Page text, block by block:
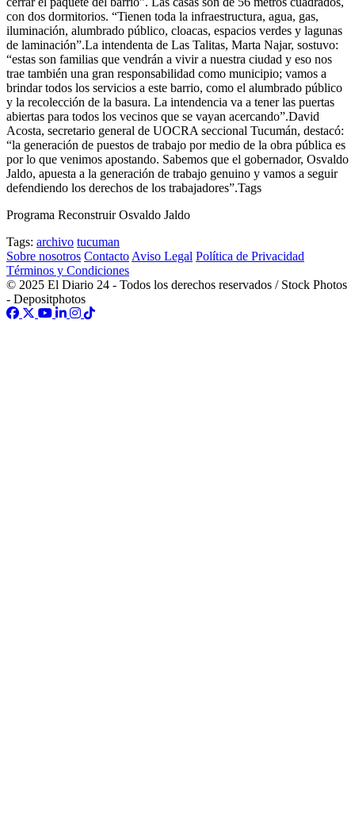
con dos dormitorios. “Tienen toda la infraestructura, agua, gas,
iluminación, alumbrado público, cloacas, espacios verdes y lagunas
de laminación”.La intendenta de Las Talitas, Marta Najar, sostuvo:
“estas son familias que vendrán a vivir a nuestra ciudad y eso nos
trae también una gran responsabilidad como municipio; vamos a
brindar todos los servicios a este barrio, como el alumbrado público
y la recolección de la basura. La intendencia va a tener las puertas
abiertas para todos los vecinos que se vayan acercando”.David
Acosta, secretario general de UOCRA seccional Tucumán, destacó:
“la generación de puestos de trabajo por medio de la obra pública es
por lo que venimos apostando. Sabemos que el gobernador, Osvaldo
Jaldo, apuesta a la generación de trabajo genuino y vamos a seguir
defendiendo los derechos de los trabajadores”.Tags
Programa Reconstruir Osvaldo Jaldo
Tags: archivo tucuman
Sobre nosotros Contacto Aviso Legal Política de Privacidad
Términos y Condiciones
© 2025 El Diario 24 - Todos los derechos reservados / Stock Photos
- Depositphotos